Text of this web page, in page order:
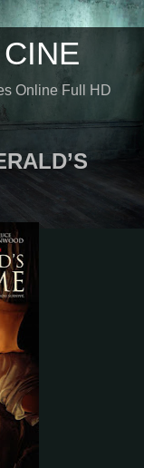
Online Full HD